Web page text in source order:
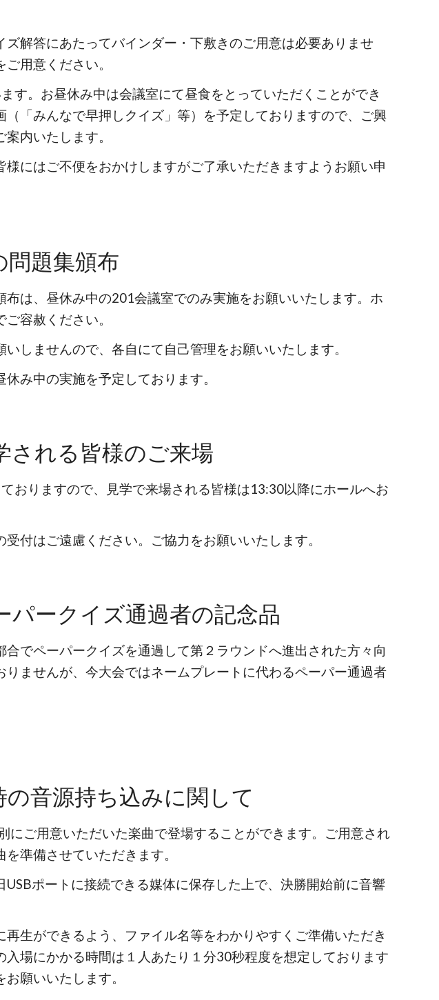
解答にあたってバインダー・下敷きのご用意は必要ありませ
用意ください。
す。お昼休み中は会議室にて昼食をとっていただくことができ
「みんなで早押しクイズ」等）を予定しておりますので、ご興
内いたします。
にはご不便をおかけしますがご了承いただきますようお願い申
問題集頒布
は、昼休み中の201会議室でのみ実施をお願いいたします。ホ
容赦ください。
しませんので、各自にて自己管理をお願いいたします。
み中の実施を予定しております。
される皆様のご来場
おりますので、見学で来場される皆様は13:30以降にホールへお
付はご遠慮ください。ご協力をお願いいたします。
パークイズ通過者の記念品
合でペーパークイズを通過して第２ラウンドへ進出された方々向
ませんが、今大会ではネームプレートに代わるペーパー通過者
音源持ち込みに関して
にご用意いただいた楽曲で登場することができます。ご用意され
準備させていただきます。
ポートに接続できる媒体に保存した上で、決勝開始前に音響
生ができるよう、ファイル名等をわかりやすくご準備いただき
場にかかる時間は１人あたり１分30秒程度を想定しております
願いいたします。